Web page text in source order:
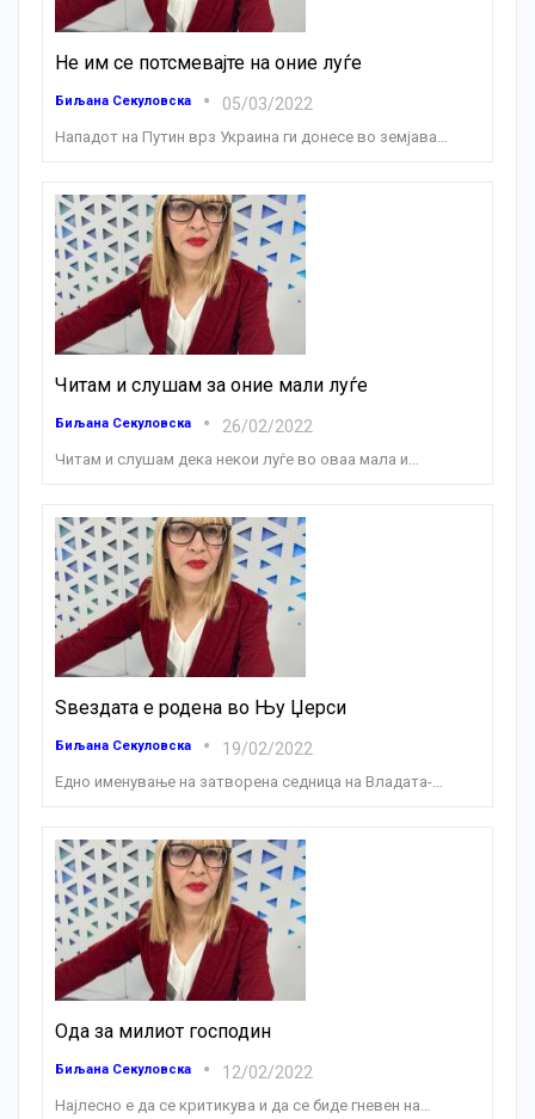
Не им се потсмевајте на оние луѓе
Биљана Секуловска 05/03/2022
Нападот на Путин врз Украина ги донесе во земјава
Читам и слушам за оние мали луѓе
Биљана Секуловска 26/02/2022
Читам и слушам дека некои луѓе во оваа мала и
Ѕвездата е родена во Њу Џерси
Биљана Секуловска 19/02/2022
Едно именување на затворена седница на Владата-…
Ода за милиот господин
Биљана Секуловска 12/02/2022
Најлесно е да се критикува и да се биде гневен на